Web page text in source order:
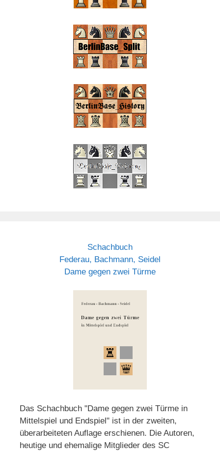
Schachbuch
Federau, Bachmann, Seidel
Dame gegen zwei Türme
Das Schachbuch "Dame gegen zwei Türme in
Mittelspiel und Endspiel" ist in der zweiten,
überarbeiteten Auflage erschienen. Die Autoren,
heutige und ehemalige Mitglieder des SC